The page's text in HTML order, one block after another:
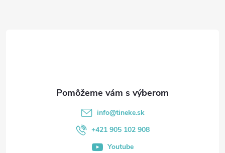
info@tineke.sk
+421 905 102 908
Youtube